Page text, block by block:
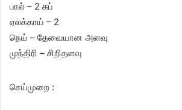
பால் – 2 கப்
ஏல‌க்கா‌ய் – 2
நெய் – தேவையான அளவு
முந்திரி – சிறிதளவு
செ‌ய்முறை :